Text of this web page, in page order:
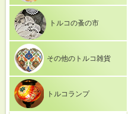
トルコの蚤の市
その他のトルコ雑貨
トルコランプ